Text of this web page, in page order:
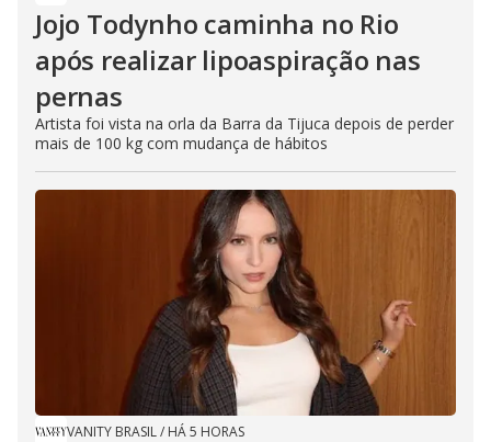
Jojo Todynho caminha no Rio
após realizar lipoaspiração nas
pernas
Artista foi vista na orla da Barra da Tijuca depois de perder
mais de 100 kg com mudança de hábitos
VANITY BRASIL/ HÁ 5 HORAS